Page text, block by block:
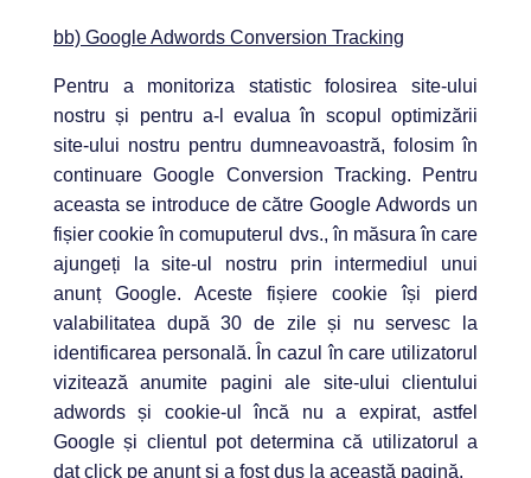
bb) Google Adwords Conversion Tracking
Pentru a monitoriza statistic folosirea site-ului
nostru și pentru a-l evalua în scopul optimizării
site-ului nostru pentru dumneavoastră, folosim în
continuare Google Conversion Tracking. Pentru
aceasta se introduce de către Google Adwords un
fișier cookie în comuputerul dvs., în măsura în care
ajungeți la site-ul nostru prin intermediul unui
anunț Google. Aceste fișiere cookie își pierd
valabilitatea după 30 de zile și nu servesc la
identificarea personală. În cazul în care utilizatorul
vizitează anumite pagini ale site-ului clientului
adwords și cookie-ul încă nu a expirat, astfel
Google și clientul pot determina că utilizatorul a
dat click pe anunț și a fost dus la această pagină.